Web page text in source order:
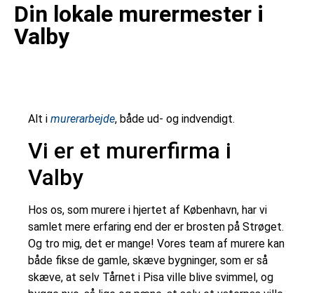
Din lokale murermester i
Valby
Alt i murerarbejde, både ud- og indvendigt.
Vi er et murerfirma i
Valby
Hos os, som murere i hjertet af København, har vi
samlet mere erfaring end der er brosten på Strøget.
Og tro mig, det er mange! Vores team af murere kan
både fikse de gamle, skæve bygninger, som er så
skæve, at selv Tårnet i Pisa ville blive svimmel, og